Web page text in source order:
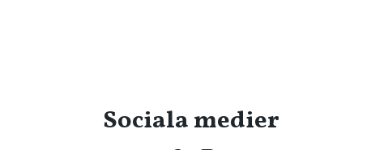
Sociala medier